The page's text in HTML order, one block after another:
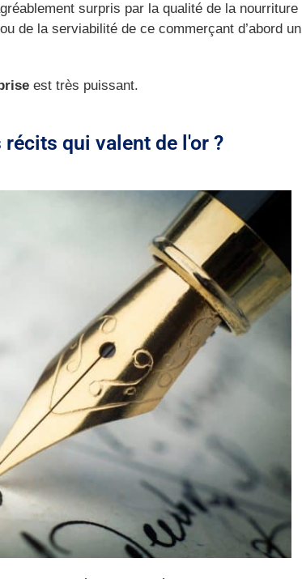
surpris par la qualité de la nourriture
de la serviabilité de ce commerçant d’abord un
est très puissant.
qui valent de l'or ?